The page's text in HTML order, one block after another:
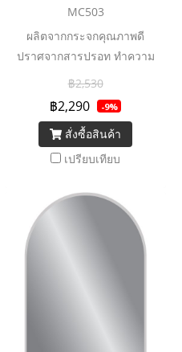
MC503
ผลิตจากกระจกคุณภาพดี
ปราศจากสารปรอท ทำความ
สะอาดง่าย
฿2,530
฿2,290 -9%
สั่งซื้อสินค้า
เปรียบเทียบ